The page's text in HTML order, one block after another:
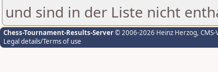
und sind in der Liste nicht
Chess-Tournament-Results-Server© 2006-2026 Heinz Herzog,
Legal details/Terms of use